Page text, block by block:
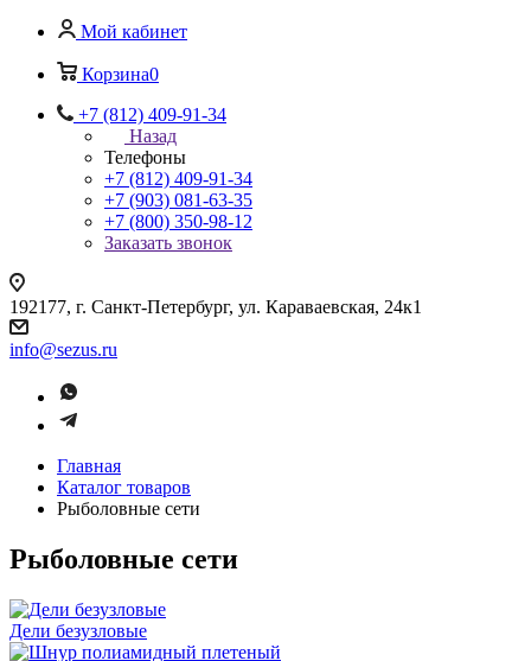
Мой кабинет
Корзина0
+7 (812) 409-91-34
Назад
Телефоны
+7 (812) 409-91-34
+7 (903) 081-63-35
+7 (800) 350-98-12
Заказать звонок
192177, г. Санкт-Петербург, ул. Караваевская, 24к1
info@sezus.ru
Главная
Каталог товаров
Рыболовные сети
Рыболовные сети
Дели безузловые